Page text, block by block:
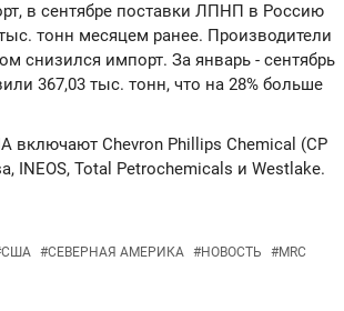
в сентябре поставки ЛПНП в Россию
тонн месяцем ранее. Производители
снизился импорт. За январь - сентябрь
367,03 тыс. тонн, что на 28% больше
Chevron Phillips Chemical (CP
INEOS, Total Petrochemicals и Westlake.
США #СЕВЕРНАЯ АМЕРИКА #НОВОСТЬ #MRC